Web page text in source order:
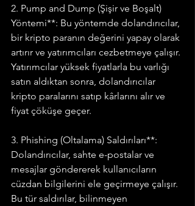
2. Pump and Dump (Şişir ve Boşalt)
Yöntemi**: Bu yöntemde dolandırıcılar,
bir kripto paranın değerini yapay olarak
artırır ve yatırımcıları cezbetmeye çalışır.
Yatırımcılar yüksek fiyatlarla bu varlığı
satın aldıktan sonra, dolandırıcılar
kripto paralarını satıp kârlarını alır ve
fiyat çöküşe geçer.
3. Phishing (Oltalama) Saldırıları**:
Dolandırıcılar, sahte e-postalar ve
mesajlar göndererek kullanıcıların
cüzdan bilgilerini ele geçirmeye çalışır.
Bu tür saldırılar, bilinmeyen